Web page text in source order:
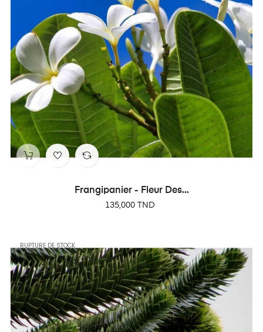
Frangipanier - Fleur Des...
Prix
135,000 TND
RUPTURE DE STOCK